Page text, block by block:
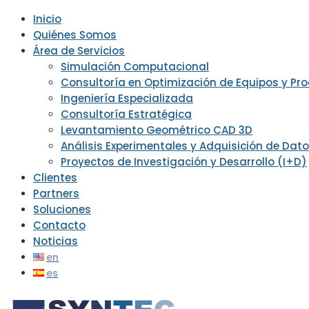
Inicio
Quiénes Somos
Área de Servicios
Simulación Computacional
Consultoría en Optimización de Equipos y
Ingeniería Especializada
Consultoría Estratégica
Levantamiento Geométrico CAD 3D
Análisis Experimentales y Adquisición de
Proyectos de Investigación y Desarrollo (I+D)
Clientes
Partners
Soluciones
Contacto
Noticias